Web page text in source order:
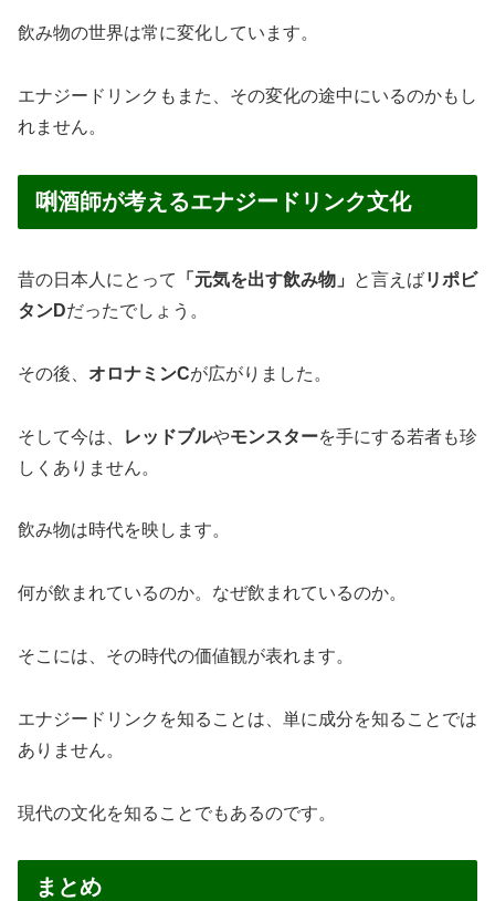
飲み物の世界は常に変化しています。
エナジードリンクもまた、その変化の途中にいるのかもし
れません。
唎酒師が考えるエナジードリンク文化
昔の日本人にとって 「元気を出す飲み物」 と言えばリポビ
タンDだったでしょう。
その後、 オロナミンCが広がりました。
そして今は、 レッドブルやモンスターを手にする若者も珍
しくありません。
飲み物は時代を映します。
何が飲まれているのか。なぜ飲まれているのか。
そこには、その時代の価値観が表れます。
エナジードリンクを知ることは、単に成分を知ることでは
ありません。
現代の文化を知ることでもあるのです。
まとめ